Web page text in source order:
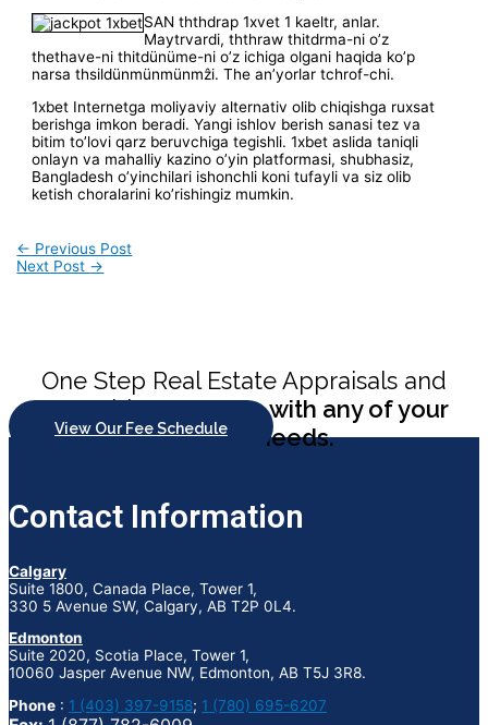
SAN ththdrap 1xvet 1 kaeltr, anlar.
Maytrvardi, ththraw thitdrma-ni o’z
thethave-ni thitdünüme-ni o’z ichiga olgani haqida ko’p
narsa thsildünmünmünmẑi. The an’yorlar tchrof-chi.
1xbet Internetga moliyaviy alternativ olib chiqishga ruxsat
berishga imkon beradi. Yangi ishlov berish sanasi tez va
bitim to’lovi qarz beruvchiga tegishli. 1xbet aslida taniqli
onlayn va mahalliy kazino o’yin platformasi, shubhasiz,
Bangladesh o’yinchilari ishonchli koni tufayli va siz olib
ketish choralarini ko’rishingiz mumkin.
Post
← Previous Post
Next Post →
One Step Real Estate Appraisals and
Consultingcan help with any of your
appraisal needs.
View Our Fee Schedule
Contact Information
Calgary
Suite 1800, Canada Place, Tower 1,
330 5 Avenue SW, Calgary, AB T2P 0L4.
Edmonton
Suite 2020, Scotia Place, Tower 1,
10060 Jasper Avenue NW, Edmonton, AB T5J 3R8.
Phone : 1 (403) 397-9158; 1 (780) 695-6207